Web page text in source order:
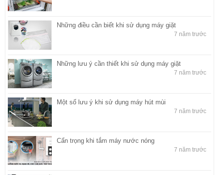
Những điều cần biết khi sử dụng máy giặt
7 năm trước
Những lưu ý cần thiết khi sử dụng máy giặt
7 năm trước
Một số lưu ý khi sử dụng máy hút mùi
7 năm trước
Cẩn trọng khi tắm máy nước nóng
7 năm trước